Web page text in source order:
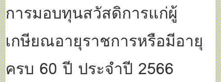
การมอบทุนสวัสดิการแก่ผู้
เกษียณอายุราชการหรือมีอายุ
ครบ 60 ปี ประจำปี 2566